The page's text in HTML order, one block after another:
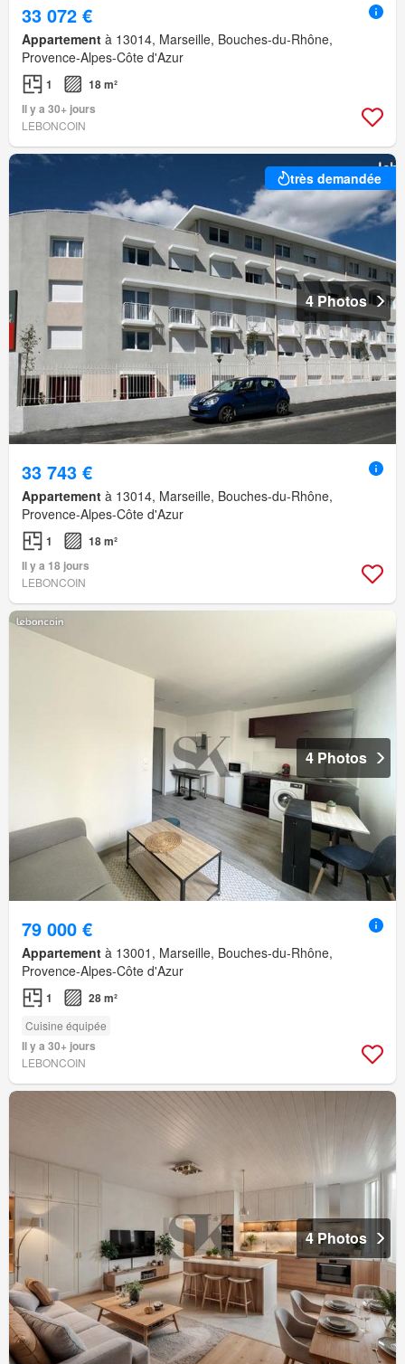
33 072 €
Appartement à 13014, Marseille, Bouches-du-Rhône,
Provence-Alpes-Côte d'Azur
1
18 m²
Il y a 30+ jours
LEBONCOIN
très demandée
4 Photos
33 743 €
Appartement à 13014, Marseille, Bouches-du-Rhône,
Provence-Alpes-Côte d'Azur
1
18 m²
Il y a 18 jours
LEBONCOIN
4 Photos
79 000 €
Appartement à 13001, Marseille, Bouches-du-Rhône,
Provence-Alpes-Côte d'Azur
1 28 m²
Cuisine équipée
Il y a 30+ jours
LEBONCOIN
4 Photos